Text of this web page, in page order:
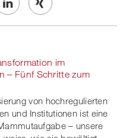
Share
Xing
im
– Fünf Schritte zum
von hochregulierten
und Institutionen ist eine
– unsere